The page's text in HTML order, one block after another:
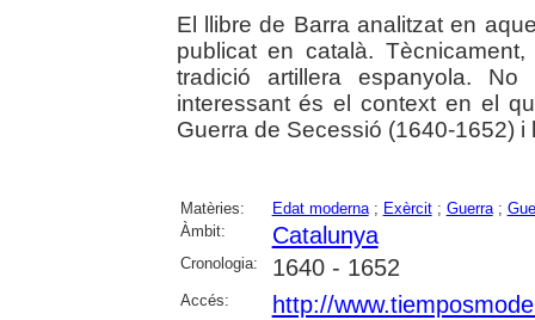
El llibre de Barra analitzat en
publicat en català.
tradició artillera espanyola.
interessant és el context en el
Guerra de Secessió (1640-1652)
Matèries: Edat moderna; Exèrcit; Guerra;
Àmbit:
Catalunya
Cronologia: 1640 - 1652
Accés: http://